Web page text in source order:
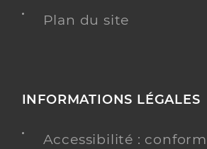
Plan du site
INFORMATIONS LÉGALES
Accessibilité :